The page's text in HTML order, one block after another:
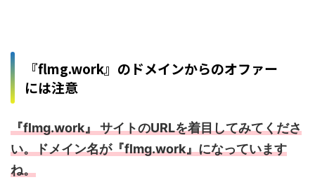
『flmg.work』のドメインからのオファー
には注意
『flmg.work』 サイトのURLを着目してみてくださ
い。ドメイン名が『flmg.work』になっています
ね。